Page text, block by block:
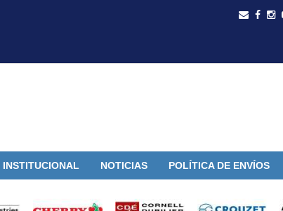
INSTITUCIONAL NOTICIAS POLÍTICA DE ENVÍOS